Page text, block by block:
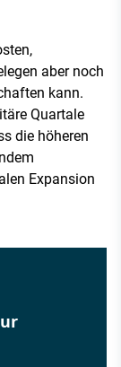
aber noch
kann.
Quartale
die höheren
Expansion